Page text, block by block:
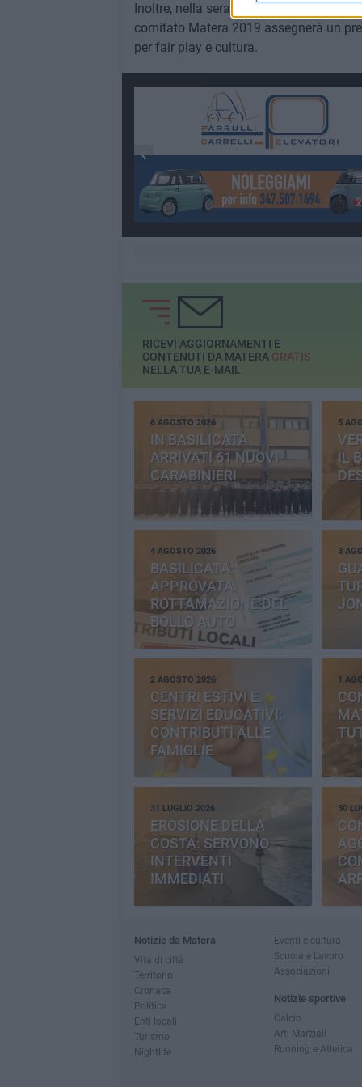
Inoltre, nella serata finale, l'8 giugno,
comitato Matera 2019 assegnerà un
per fair play e cultura.
RICEVI AGGIORNAMENTI E
CONTENUTI DA MATERA GRATIS
NELLA TUA E-MAIL
6 AGOSTO 2026
IN BASILICATA
ARRIVATI 61 NUOVI
CARABINIERI
5
IL
4 AGOSTO 2026
BASILICATA:
APPROVATA
ROTTAMAZIONE DEL
BOLLO AUTO
3
2 AGOSTO 2026
CENTRI ESTIVI E
SERVIZI EDUCATIVI:
CONTRIBUTI ALLE
FAMIGLIE
1
31 LUGLIO 2026
EROSIONE DELLA
COSTA: SERVONO
INTERVENTI
IMMEDIATI
30
Notizie da Matera
Vita di città
Territorio
Cronaca
Politica
Enti locali
Turismo
Nightlife
Eventi e cultura
Scuola e Lavoro
Associazioni
Notizie sportive
Calcio
Arti Marziali
Running e Atletica